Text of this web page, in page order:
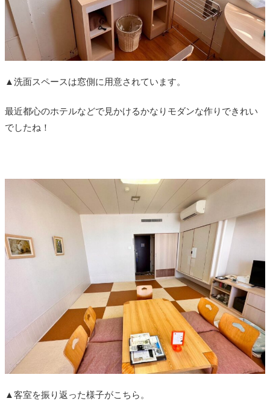
▲洗面スペースは窓側に用意されています。
最近都心のホテルなどで見かけるかなりモダンな作りできれい
でしたね！
▲客室を振り返った様子がこちら。